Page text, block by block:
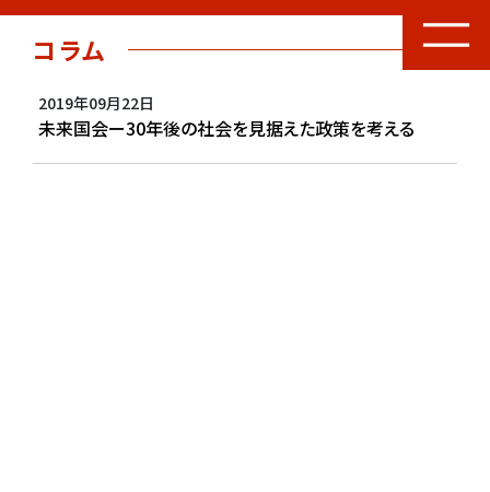
コラム
2019年09月22日
未来国会ー30年後の社会を見据えた政策を考える